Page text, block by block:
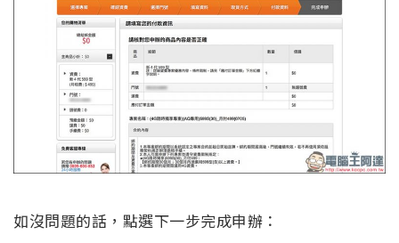
如沒問題的話，點選下一步完成申辦：